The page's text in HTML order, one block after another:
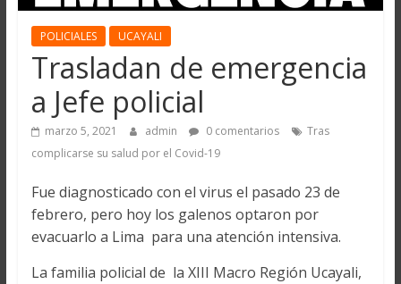
POLICIALES UCAYALI
Trasladan de emergencia
a Jefe policial
marzo 5, 2021 admin 0 comentarios
Tras
complicarse su salud por el Covid-19
Fue diagnosticado con el virus el pasado 23 de
febrero, pero hoy los galenos optaron por
evacuarlo a Lima para una atención intensiva.
La familia policial de la XIII Macro Región Ucayali,